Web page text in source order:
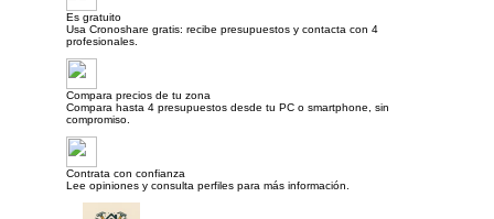
Es gratuito
Usa Cronoshare gratis: recibe presupuestos y contacta con 4
profesionales.
Compara precios de tu zona
Compara hasta 4 presupuestos desde tu PC o smartphone, sin
compromiso.
Contrata con confianza
Lee opiniones y consulta perfiles para más información.